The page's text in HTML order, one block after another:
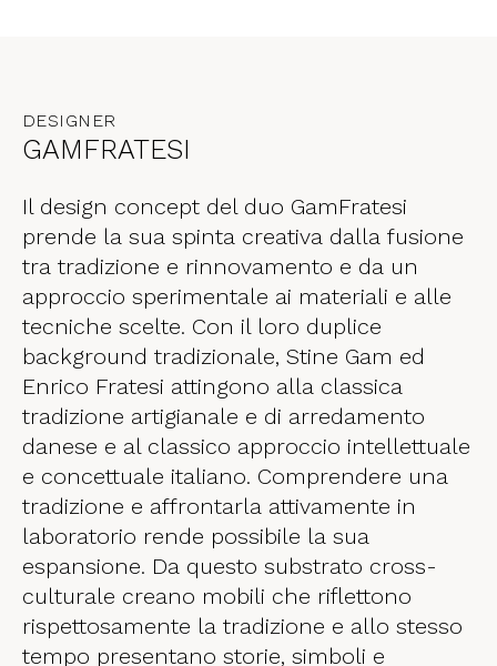
DESIGNER
GAMFRATESI
Il design concept del duo GamFratesi
prende la sua spinta creativa dalla fusione
tra tradizione e rinnovamento e da un
approccio sperimentale ai materiali e alle
tecniche scelte. Con il loro duplice
background tradizionale, Stine Gam ed
Enrico Fratesi attingono alla classica
tradizione artigianale e di arredamento
danese e al classico approccio intellettuale
e concettuale italiano. Comprendere una
tradizione e affrontarla attivamente in
laboratorio rende possibile la sua
espansione. Da questo substrato cross-
culturale creano mobili che riflettono
rispettosamente la tradizione e allo stesso
tempo presentano storie, simboli e